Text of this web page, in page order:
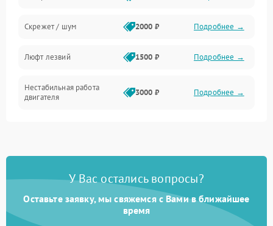
Скрежет / шум 2000 ₽ Подробнее →
Люфт лезвий 1500 ₽ Подробнее →
Нестабильная работа
двигателя
3000 ₽ Подробнее →
У Вас остались вопросы?
Оставьте заявку, мы свяжемся с Вами в ближайшее
время